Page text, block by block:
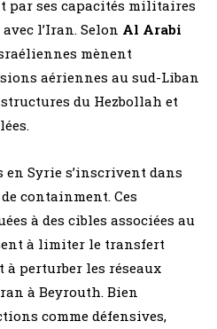
par ses capacités militaires
l’Iran. Selon Al Arabi
mènent
aériennes au sud-Liban
du Hezbollah et
Syrie s’inscrivent dans
containment. Ces
à des cibles associées au
à limiter le transfert
à perturber les réseaux
à Beyrouth. Bien
comme défensives,